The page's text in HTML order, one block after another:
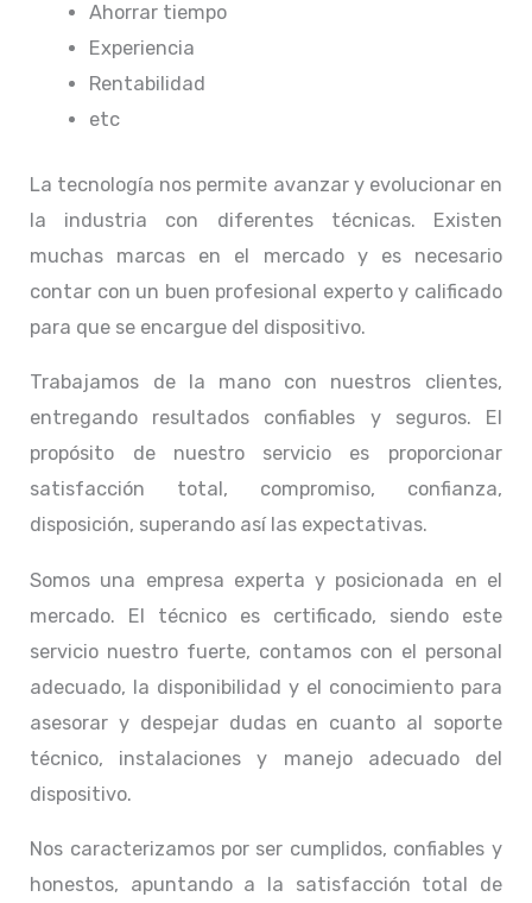
Ahorrar tiempo
Experiencia
Rentabilidad
etc
La tecnología nos permite avanzar y evolucionar en
la industria con diferentes técnicas. Existen
muchas marcas en el mercado y es necesario
contar con un buen profesional experto y calificado
para que se encargue del dispositivo.
Trabajamos de la mano con nuestros clientes,
entregando resultados confiables y seguros. El
propósito de nuestro servicio es proporcionar
satisfacción total, compromiso, confianza,
disposición, superando así las expectativas.
Somos una empresa experta y posicionada en el
mercado. El técnico es certificado, siendo este
servicio nuestro fuerte, contamos con el personal
adecuado, la disponibilidad y el conocimiento para
asesorar y despejar dudas en cuanto al soporte
técnico, instalaciones y manejo adecuado del
dispositivo.
Nos caracterizamos por ser cumplidos, confiables y
honestos, apuntando a la satisfacción total de